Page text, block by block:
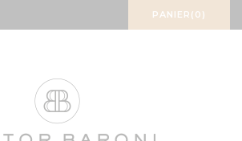
PANIER(0)